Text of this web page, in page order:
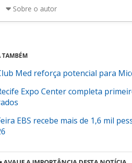
Sobre o autor
TAMBÉM
Med reforça potencial para
Expo Center completa
EBS recebe mais de 1,6 mil